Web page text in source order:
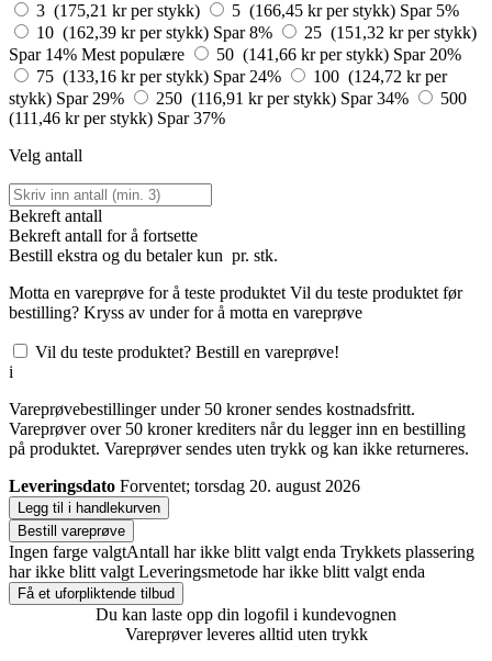
3 (175,21 kr per stykk)
5 (166,45 kr per stykk) Spar 5%
10 (162,39 kr per stykk) Spar 8%
25 (151,32 kr per stykk)
Spar 14% Mest populære 50 (141,66 kr per stykk) Spar 20%
75 (133,16 kr per stykk) Spar 24%
100 (124,72 kr per
stykk) Spar 29% 250 (116,91 kr per stykk) Spar 34%
500
(111,46 kr per stykk) Spar 37%
Velg antall
Bekreft antall
Bekreft antall for å fortsette
Bestill ekstra og du betaler kun pr. stk.
Motta en vareprøve for å teste produktetVil du teste produktet før
bestilling? Kryss av under for å motta en vareprøve
Vil du teste produktet? Bestill en vareprøve!
i
Vareprøvebestillinger under 50 kroner sendes kostnadsfritt.
Vareprøver over 50 kroner krediters når du legger inn en bestilling
på produktet. Vareprøver sendes uten trykk og kan ikke returneres.
Leveringsdato Forventet; torsdag 20. august 2026
Legg til i handlekurven
Bestill vareprøve
Ingen farge valgtAntall har ikke blitt valgt enda Trykkets plassering
har ikke blitt valgt Leveringsmetode har ikke blitt valgt enda
Få et uforpliktende tilbud
Du kan laste opp din logofil i kundevognen
Vareprøver leveres alltid uten trykk